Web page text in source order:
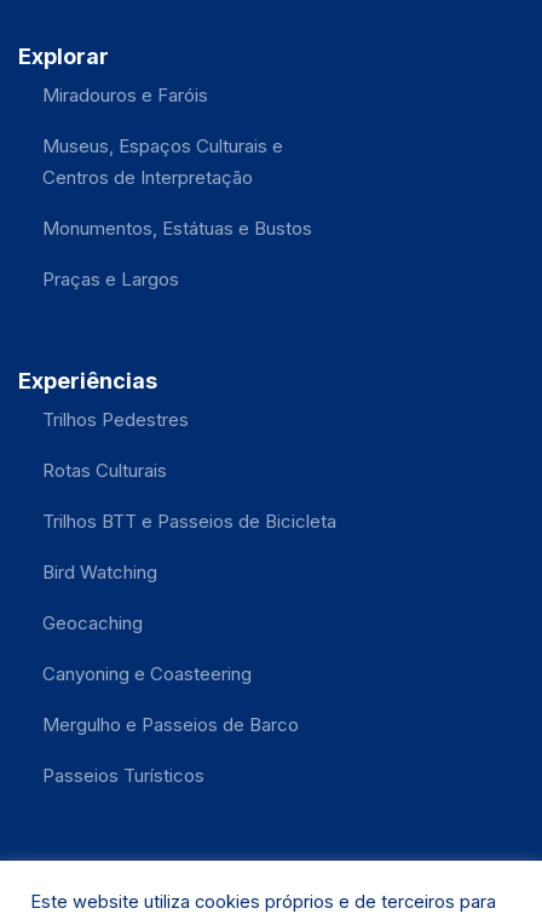
Explorar
Miradouros e Faróis
Museus, Espaços Culturais e
Centros de Interpretação
Monumentos, Estátuas e Bustos
Praças e Largos
Experiências
Trilhos Pedestres
Rotas Culturais
Trilhos BTT e Passeios de Bicicleta
Bird Watching
Geocaching
Canyoning e Coasteering
Mergulho e Passeios de Barco
Passeios Turísticos
Este website utiliza cookies próprios e de terceiros para